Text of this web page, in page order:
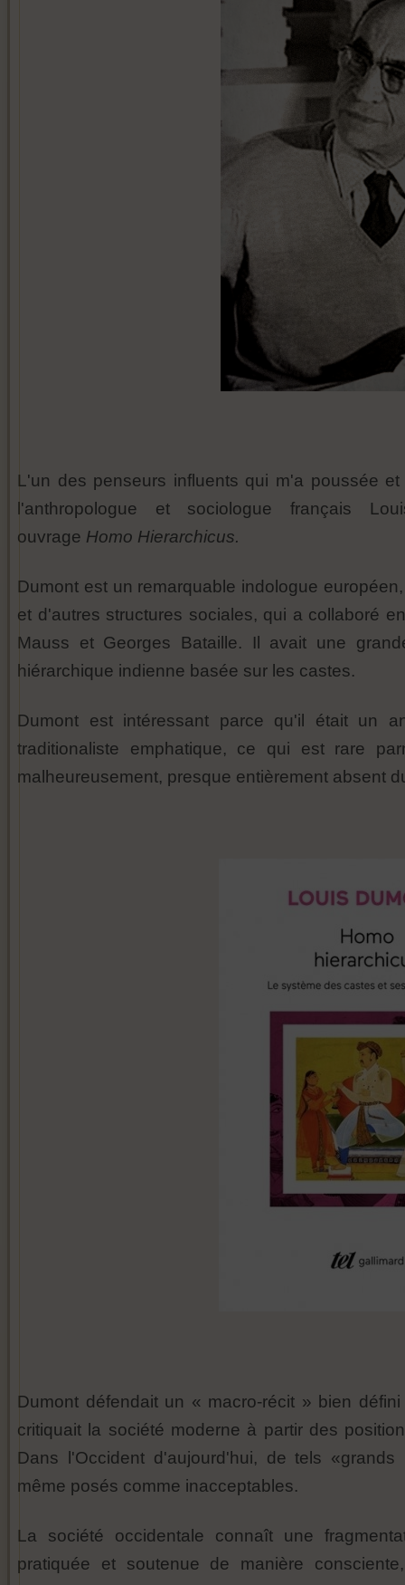
L'un des penseurs influents qui m'a poussée
l'anthropologue et sociologue français
ouvrage Homo Hierarchicus.
Dumont est un remarquable indologue
et d'autres structures sociales, qui a collaboré
Mauss et Georges Bataille. Il avait une
hiérarchique indienne basée sur les castes.
Dumont est intéressant parce qu'il était un
traditionaliste emphatique, ce qui est rare
malheureusement, presque entièrement absent
Dumont défendait un « macro-récit » bien
critiquait la société moderne à partir des
Dans l'Occident d'aujourd'hui, de tels
même posés comme inacceptables.
La société occidentale connaît une
pratiquée et soutenue de manière